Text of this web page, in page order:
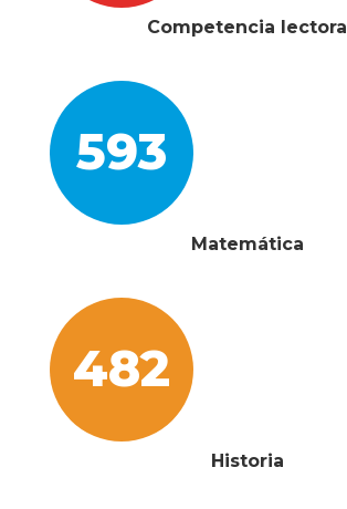
Competencia lectora
593
Matemática
482
Historia